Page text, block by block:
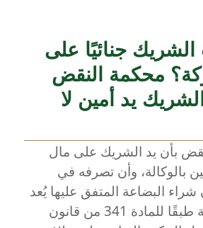
جنائيًا على
محكمة النقض
يد أمين لا
بأن يد الشريك على مال
بالوكالة، وأن تصرفه في
البضاعة المتفق عليها يُعد
تبديدًا وخيانة أمانة طبقًا للمادة 341 من قانون